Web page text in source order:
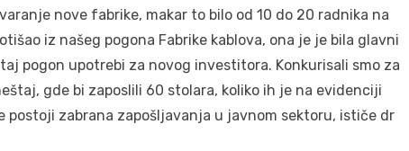
nove fabrike, makar to bilo od 10 do 20 radnika na
iz našeg pogona Fabrike kablova, ona je je bila glavni
pogon upotrebi za novog investitora. Konkurisali smo za
gde bi zaposlili 60 stolara, koliko ih je na evidenciji
postoji zabrana zapošljavanja u javnom sektoru, ističe dr